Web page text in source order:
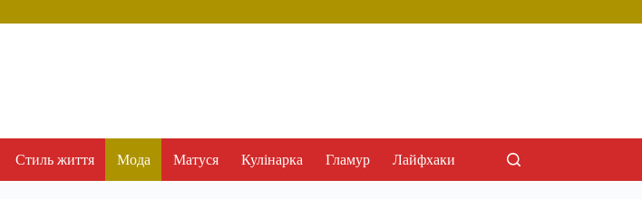
Стиль життя Мода Матуся Кулінарка Гламур Лайфхаки